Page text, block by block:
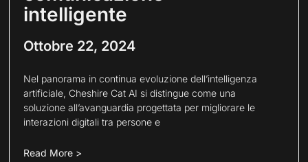
intelligente
Ottobre 22, 2024
Nel panorama in continua evoluzione dell’intelligenza
artificiale, Cheshire Cat AI si distingue come una
soluzione all’avanguardia progettata per migliorare le
interazioni digitali tra persone e
Read More >